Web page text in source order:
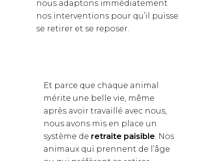
nous adaptons immédiatement
nos interventions pour qu’il puisse
se retirer et se reposer.
Et parce que chaque animal
mérite une belle vie, même
après avoir travaillé avec nous,
nous avons mis en place un
système de retraite paisible. Nos
animaux qui prennent de l’âge